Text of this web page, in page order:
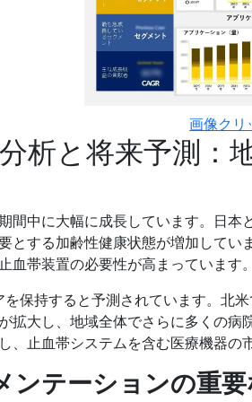
画像クリ
析と将来予測：
間中に大幅に成長しています。日本
とする加齢性健康状態が増加してい
帯装置の必要性が高まっています。
保持すると予測されています。北
大し、地域全体でさらに多くの病
、止血帯システムを含む医療機器の
ンテーションの重